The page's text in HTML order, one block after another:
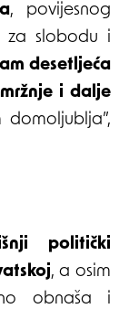
, povijesnog
za slobodu i
desetljeća
i dalje
politički
, a osim
obnaša i